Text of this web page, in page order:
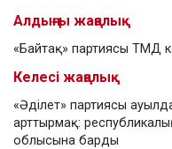
Алдыңғы жаңалық
«Байтақ» партиясы ТМД
Келесі жаңалық
«Әділет» партиясы
арттырмақ:
облысына барды